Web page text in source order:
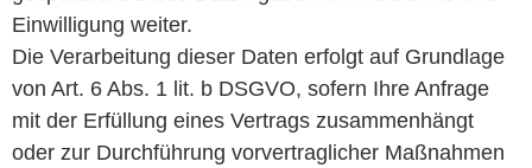
Einwilligung weiter.
Die Verarbeitung dieser Daten erfolgt auf Grundlage
von Art. 6 Abs. 1 lit. b DSGVO, sofern Ihre Anfrage
mit der Erfüllung eines Vertrags zusammenhängt
oder zur Durchführung vorvertraglicher Maßnahmen